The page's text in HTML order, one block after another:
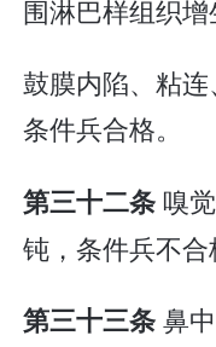
围淋巴样组织增
鼓膜内陷、粘连
条件兵合格。
第三十二条 嗅
钝，条件兵不合
第三十三条鼻